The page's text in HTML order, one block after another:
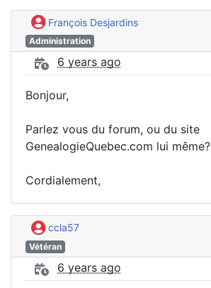
François Desjardins
Administration
6 years ago
Bonjour,
Parlez vous du forum, ou du site
GenealogieQuebec.com lui même?
Cordialement,
ccla57
Vétéran
6 years ago